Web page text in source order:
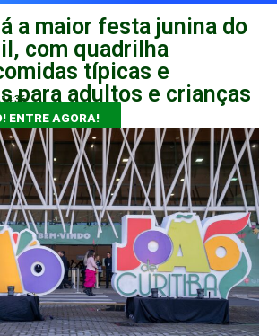
a maior festa junina do
com quadrilha
típicas e
para adultos e crianças
14:36
ENTRE AGORA!